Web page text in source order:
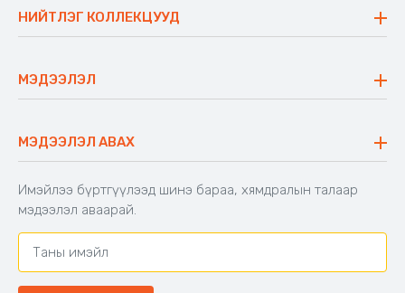
Үнэт зүйлс
Ажлын байр
Блог
НИЙТЛЭГ КОЛЛЕКЦУУД
Сүүдрэвч
Аяны ширээ
Аяны түшлэгтэй сандал
МЭДЭЭЛЭЛ
Буцаалтын журам
Захиалга шалгах
Хамтран ажиллах
Холбоо барих
МЭДЭЭЛЭЛ АВАХ
Имэйлээ бүртгүүлээд шинэ бараа, хямдралын талаар
мэдээлэл аваарай.